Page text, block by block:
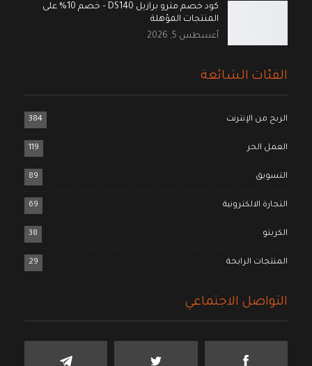
كود خصم مترو برازيل DS140 – خصم 10% على
المنتجات المؤهلة
أغسطس 5, 2026
الفئات الشائعة
الربح من الإنترنت 384
العمل الحر 119
التسويق 89
التجارة الالكترونية 69
الكربتو 38
المنتجات الرابحة 29
التواصل الاجتماعي